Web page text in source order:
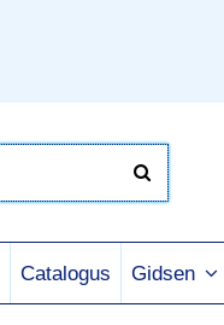
Catalogus Gidsen